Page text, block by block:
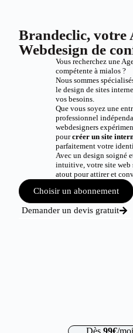
Brandeclic, votre
Webdesign de
Vous recherchez une
compétente à mialos ?
Nous sommes
le design de sites
vos besoins.
Que vous soyez une
professionnel
webdesigners
pourcréer un site
parfaitement votre
Avec un design soigné
intuitive, votre site web
atout pour attirer et
Choisir un abonnement
Demander un devis gratuit
Dès 99€/